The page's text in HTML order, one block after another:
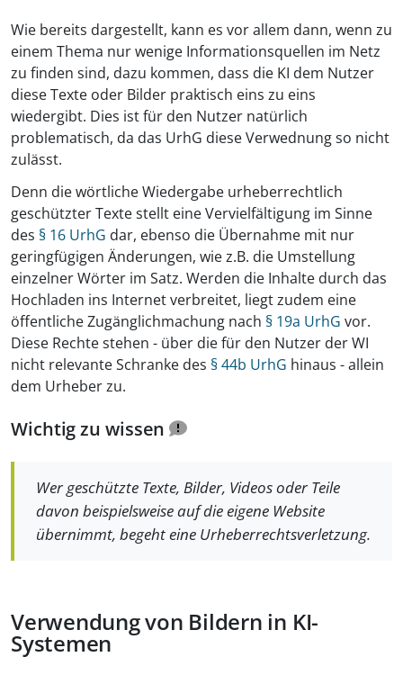
Wie bereits dargestellt, kann es vor allem dann, wenn zu
einem Thema nur wenige Informationsquellen im Netz
zu finden sind, dazu kommen, dass die KI dem Nutzer
diese Texte oder Bilder praktisch eins zu eins
wiedergibt. Dies ist für den Nutzer natürlich
problematisch, da das UrhG diese Verwednung so nicht
zulässt.
Denn die wörtliche Wiedergabe urheberrechtlich
geschützter Texte stellt eine Vervielfältigung im Sinne
des § 16 UrhG dar, ebenso die Übernahme mit nur
geringfügigen Änderungen, wie z.B. die Umstellung
einzelner Wörter im Satz. Werden die Inhalte durch das
Hochladen ins Internet verbreitet, liegt zudem eine
öffentliche Zugänglichmachung nach § 19a UrhG vor.
Diese Rechte stehen - über die für den Nutzer der WI
nicht relevante Schranke des § 44b UrhG hinaus - allein
dem Urheber zu.
Wichtig zu wissen
Wer geschützte Texte, Bilder, Videos oder Teile
davon beispielsweise auf die eigene Website
übernimmt, begeht eine Urheberrechtsverletzung.
Verwendung von Bildern in KI-
Systemen